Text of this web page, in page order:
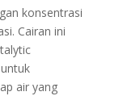
konsentrasi
Cairan ini
air yang